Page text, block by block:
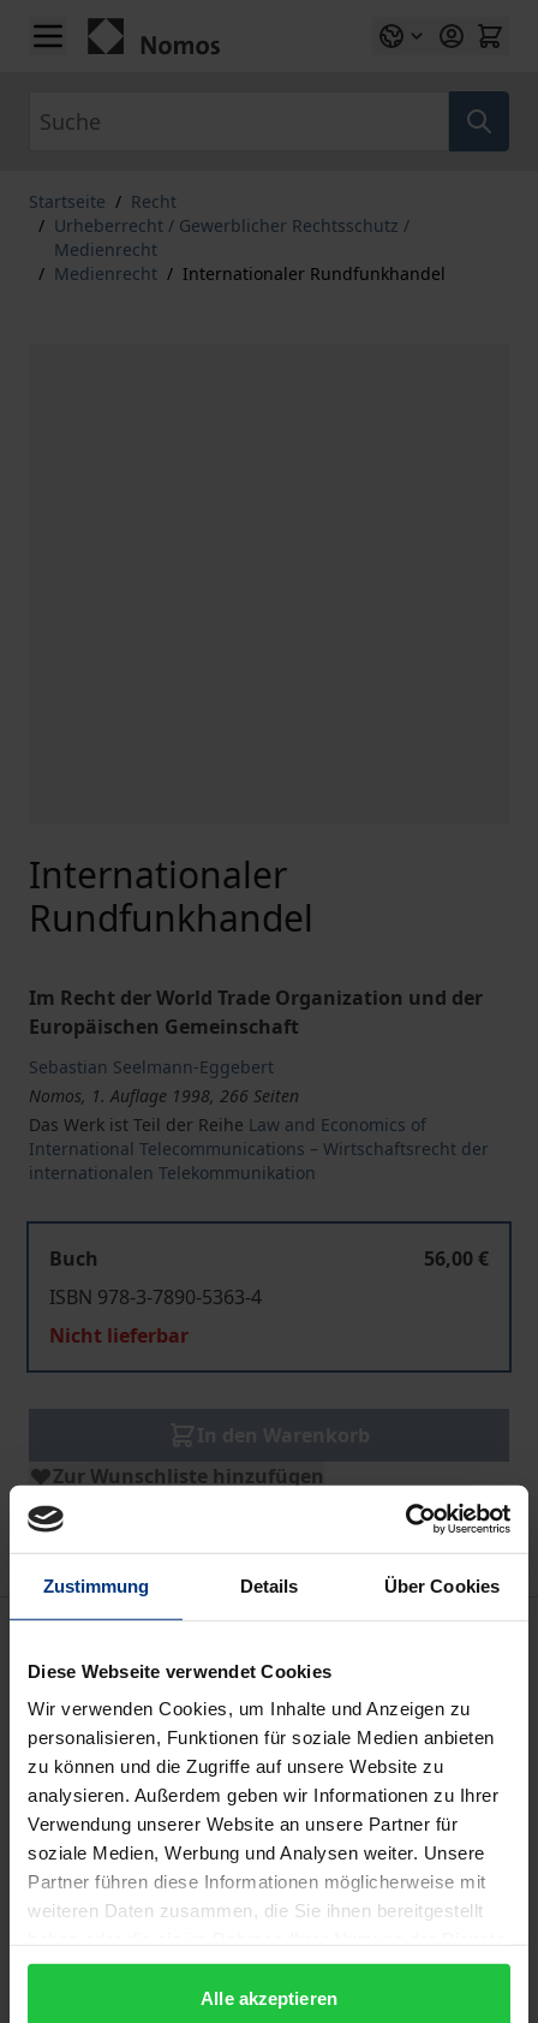
Zustimmung Details Über Cookies
Diese Webseite verwendet Cookies
Wir verwenden Cookies, um Inhalte und Anzeigen zu
personalisieren, Funktionen für soziale Medien anbieten
zu können und die Zugriffe auf unsere Website zu
analysieren. Außerdem geben wir Informationen zu Ihrer
Verwendung unserer Website an unsere Partner für
soziale Medien, Werbung und Analysen weiter. Unsere
Partner führen diese Informationen möglicherweise mit
weiteren Daten zusammen, die Sie ihnen bereitgestellt
gesammelt haben.
Alle akzeptieren
Zum Inhalt springen
Startseite / Recht
/ Urheberrecht / Gewerblicher Rechtsschutz /
Medienrecht
/ Medienrecht / Internationaler Rundfunkhandel
Internationaler
Rundfunkhandel
Im Recht der World Trade Organization und der
Europäischen Gemeinschaft
Sebastian Seelmann-Eggebert
Nomos, 1. Auflage 1998, 266 Seiten
Das Werk ist Teil der Reihe Law and Economics of
International Telecommunications – Wirtschaftsrecht der
internationalen Telekommunikation
Buch
56,00 €
ISBN 978-3-7890-5363-4
Nicht lieferbar
In den Warenkorb
Zur Wunschliste hinzufügen
Hinweise zu Versandkosten
Beschreibung
Rundfunk ist ein Wirtschaftsgut. Als Wirtschaftsgut
unterliegt Rundfunk ökonomischen Gesetzen, die
freien Handel fordern. Zugleich ist Rundfunk
Kulturgut. Einige Staaten sträuben sich deshalb
dagegen, ihr kulturelles Selbstverständnis dem
globalen Wettbewerb zu überlassen. In diesem
Spannungsfeld vollzieht sich die Regelung
Die Arbeit nimmt den um die Quotenregelung der
EG für »europäische Werke« entbrannten Streit zum